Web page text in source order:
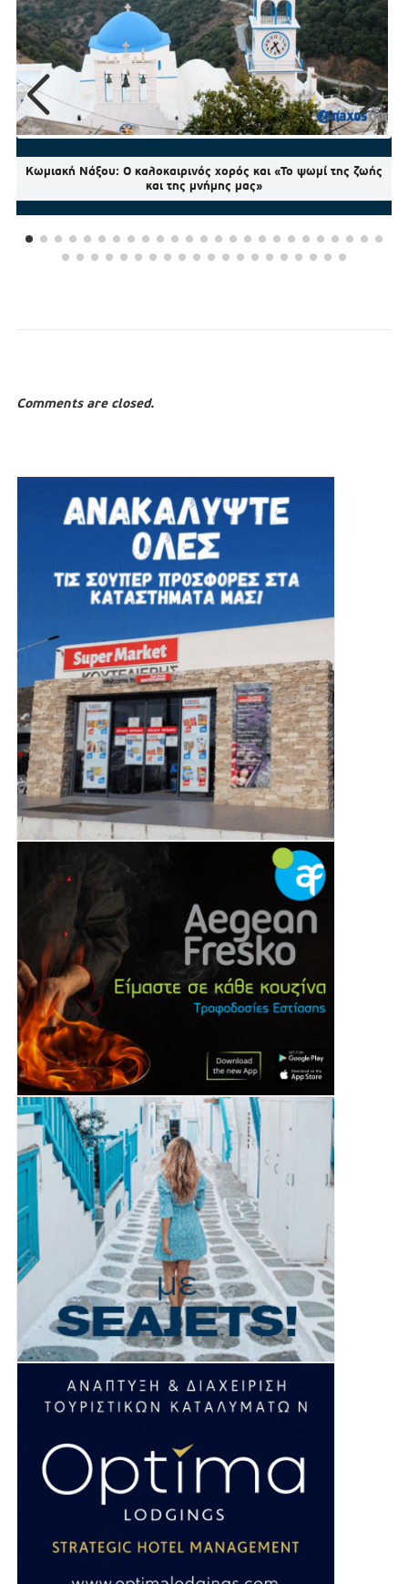
Κωμιακή Νάξου: Ο καλοκαιρινός χορός και «Το ψωμί της ζωής
και της μνήμης μας»
Comments are closed.